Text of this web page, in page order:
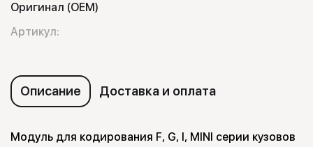
Оригинал (OEM)
Артикул:
Описание Доставка и оплата
Модуль для кодирования F, G, I, MINI серии кузовов